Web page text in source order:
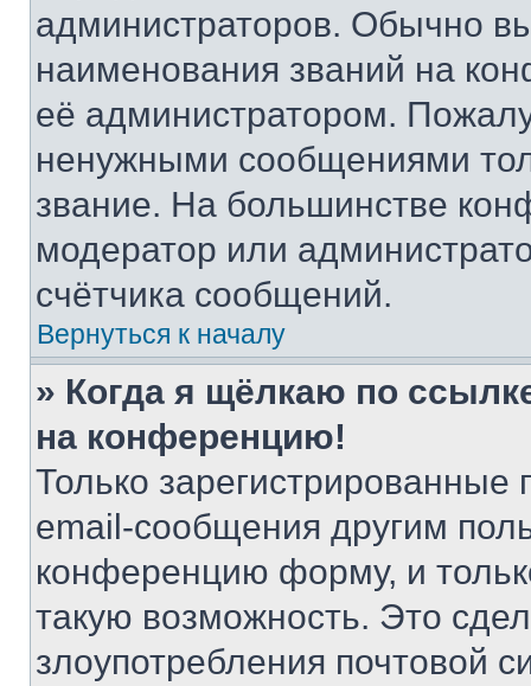
администраторов. Обычно
наименования званий на
её администратором.
ненужными сообщениями
звание. На большинстве
модератор или
счётчика сообщений.
Вернуться к началу
» Когда я щёлкаю по
на конференцию!
Только зарегистрированные
email-сообщения другим
конференцию форму, и
такую возможность. Это
злоупотребления почтовой